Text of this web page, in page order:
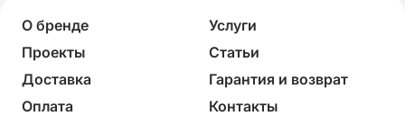
О бренде
Услуги
Проекты
Статьи
Доставка
Гарантия и возврат
Оплата
Контакты